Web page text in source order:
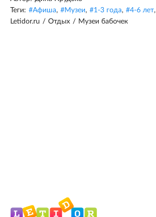
Теги: #Афиша, #Музеи, #1-3 года, #4-6 лет,
Letidor.ru / Отдых / Музеи бабочек